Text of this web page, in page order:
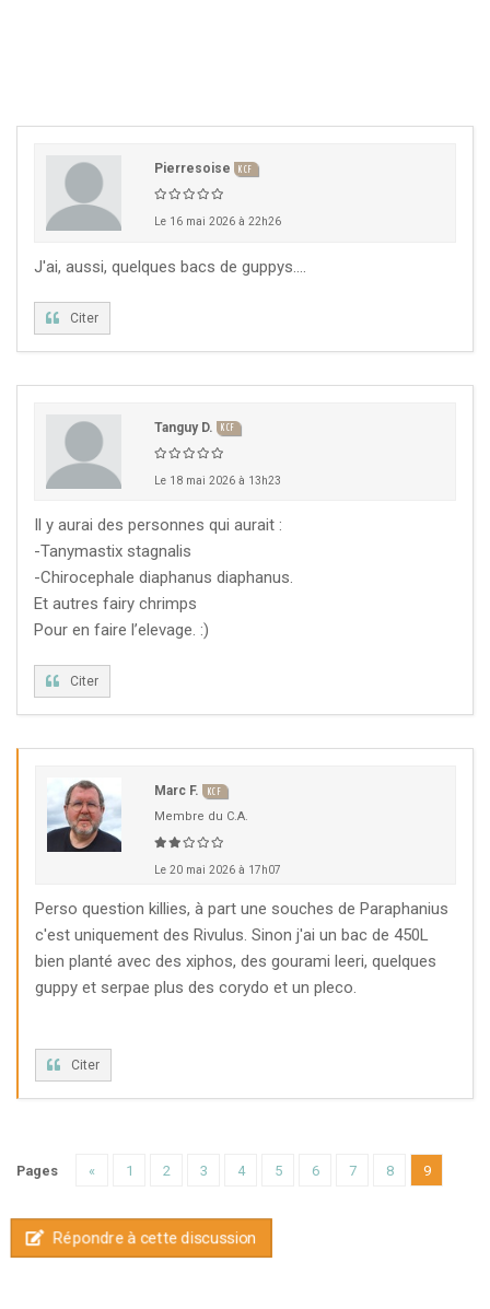
22 août 2026 KCF EST : RDV à Nancy chez Denis !
29 août 2026
de la SKS 2026
12 sep 2026
KCF ÎLE DE FRANCE :
de Septembre
12 sep 2026
KCF ÎLE DE FRANCE :
de Septembre
13 sep 2026
KCF NORMANDIE :
savoir +
17-20 sep 2026
16-18 oct 2026 APK PORTUGAL :
Pierresoise KCF
Le 16 mai 2026 à 22h26
J'ai, aussi, quelques bacs de guppys....
Citer
Tanguy D. KCF
Le 18 mai 2026 à 13h23
Il y aurai des personnes qui aurait :
-Tanymastix stagnalis
-Chirocephale diaphanus diaphanus.
Et autres fairy chrimps
Pour en faire l’elevage. :)
Citer
Marc F. KCF
Membre du C.A.
Le 20 mai 2026 à 17h07
Perso question killies, à part une souches de Paraphanius
c'est uniquement des Rivulus. Sinon j'ai un bac de 450L
bien planté avec des xiphos, des gourami leeri, quelques
guppy et serpae plus des corydo et un pleco.
Citer
Pages « 1 2 3 4 5 6 7 8 9
Répondre à cette discussion